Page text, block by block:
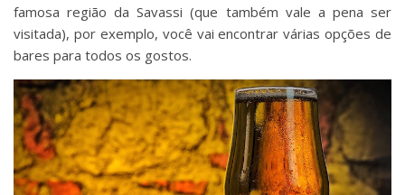
famosa região da Savassi (que também vale a pena ser
visitada), por exemplo, você vai encontrar várias opções de
bares para todos os gostos.